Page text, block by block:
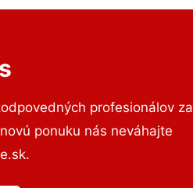
profesionálov za
ponuku nás neváhajte